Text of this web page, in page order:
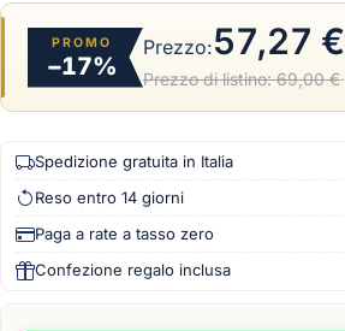
PROMO
−17%
Prezzo:57,27 €
Prezzo di listino:69,00 €·
Spedizione gratuita in Italia
Reso entro 14 giorni
Paga a rate a tasso zero
Confezione regalo inclusa